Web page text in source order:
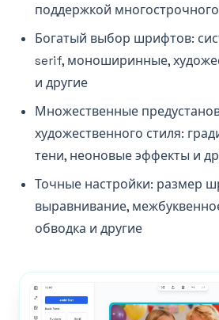
поддержкой
Богатый выбор шрифтов:
serif, моноширинные,
и другие
Множественные
художественного стиля:
тени, неоновые эффекты и
Точные настройки: размер
выравнивание,
обводка и другие